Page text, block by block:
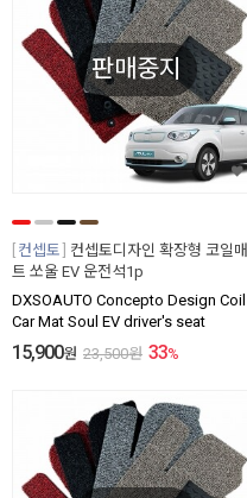
판매중지
컨셉토
컨셉토디자인 확장형 코일매
트 쏘울 EV 운전석1p
DXSOAUTO Concepto Design Coil
Car Mat Soul EV driver's seat
15,900원 23,500원 33%